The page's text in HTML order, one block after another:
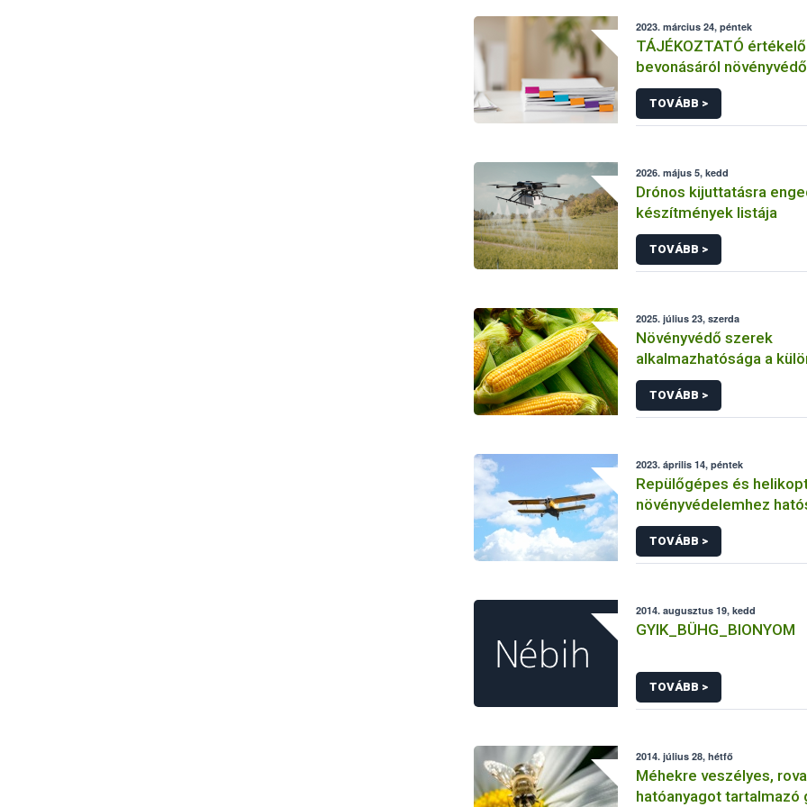
2023. március 24, péntek
TÁJÉKOZTATÓ
bevonásáról
hatóanyag és
engedélyezésére,
engedély
TOVÁBB >
2026. május 5, kedd
Drónos kijuttatásra
készítmények listája
TOVÁBB >
2025. július 23, szerda
Növényvédő szerek
alkalmazhatósága a
kukorica kultúrákban
TOVÁBB >
2023. április 14, péntek
Repülőgépes és
növényvédelemhez
engedéllyel rendelkező
TOVÁBB >
2014. augusztus 19, kedd
GYIK_BÜHG_BIONYOM
TOVÁBB >
2014. július 28, hétfő
Méhekre veszélyes,
hatóanyagot tartalmazó